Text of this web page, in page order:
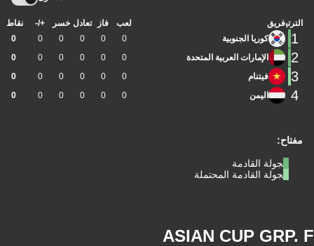
مفتاح:
الجولة القادمة
الجولة القادمة المحتملة
الترتيبفريق لعب فاز تعادل خسر +/- نقاط
1 كوريا الجنوبية 0
0
0
0
0
0
2 الإمارات العربية المتحدة 0
0
0
0
0
0
3 فيتنام 0
0
0
0
0
0
4 اليمن 0
0
0
0
0
0
ASIAN CUP GRP. F